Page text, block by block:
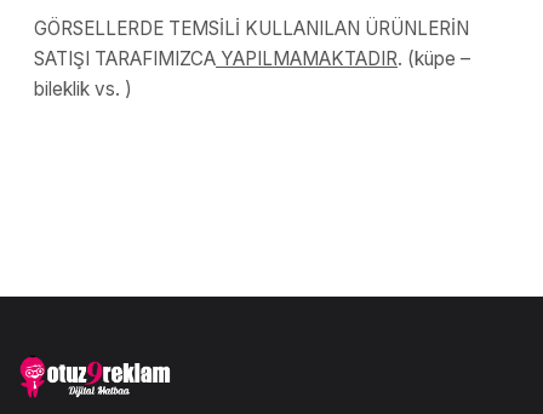
GÖRSELLERDE TEMSİLİ KULLANILAN ÜRÜNLERİN
SATIŞI TARAFIMIZCA YAPILMAMAKTADIR. (küpe –
bileklik vs. )